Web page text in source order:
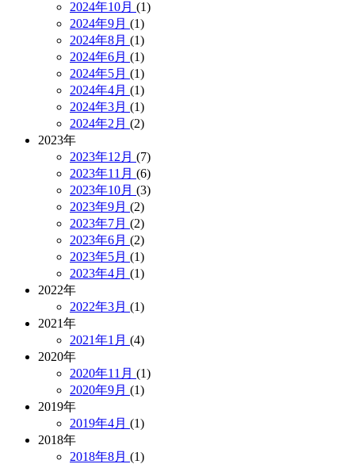
2024年10月 (1)
2024年9月 (1)
2024年8月 (1)
2024年6月 (1)
2024年5月 (1)
2024年4月 (1)
2024年3月 (1)
2024年2月 (2)
2023年
2023年12月 (7)
2023年11月 (6)
2023年10月 (3)
2023年9月 (2)
2023年7月 (2)
2023年6月 (2)
2023年5月 (1)
2023年4月 (1)
2022年
2022年3月 (1)
2021年
2021年1月 (4)
2020年
2020年11月 (1)
2020年9月 (1)
2019年
2019年4月 (1)
2018年
2018年8月 (1)